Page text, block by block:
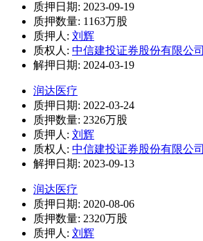
质押日期: 2023-09-19
质押数量: 1163万股
质押人: 刘辉
质权人: 中信建投证券股份有限公司
解押日期: 2024-03-19
润达医疗
质押日期: 2022-03-24
质押数量: 2326万股
质押人: 刘辉
质权人: 中信建投证券股份有限公司
解押日期: 2023-09-13
润达医疗
质押日期: 2020-08-06
质押数量: 2320万股
质押人: 刘辉